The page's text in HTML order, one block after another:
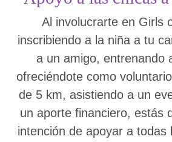
Al involucrarte en Girls
inscribiendo a la niña a tu
a un amigo, entrenando
ofreciéndote como
de 5 km, asistiendo a un
un aporte financiero, estás
intención de apoyar a todas